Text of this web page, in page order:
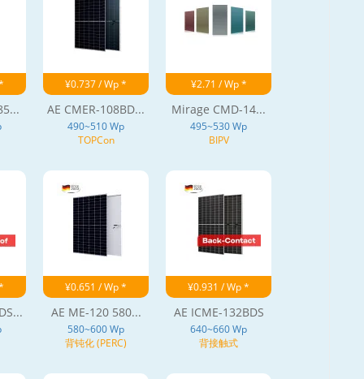
¥0.737 / Wp *
AE CMER-108BD...
490~510 Wp
TOPCon
¥2.71 / Wp *
Mirage CMD-14...
495~530 Wp
BIPV
¥0.651 / Wp *
AE ME-120 580...
580~600 Wp
背钝化 (PERC)
¥0.931 / Wp *
AE ICME-132BDS
640~660 Wp
背接触式